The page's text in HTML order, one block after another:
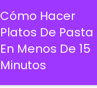
Cómo Hacer
Platos De Pasta
En Menos De 15
Minutos